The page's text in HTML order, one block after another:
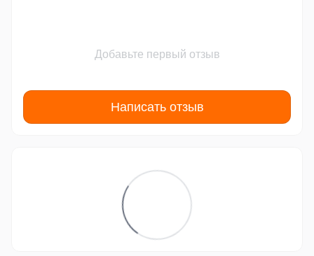
Добавьте первый отзыв
Написать отзыв